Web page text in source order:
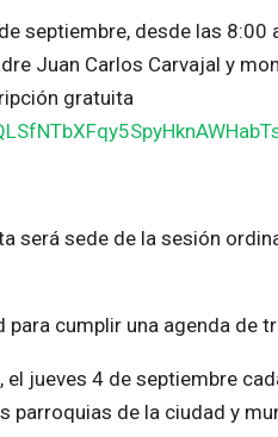
septiembre, desde las 8:00
Juan Carlos Carvajal y
gratuita
será sede de la sesión
cumplir una agenda de
jueves 4 de septiembre
de la ciudad y